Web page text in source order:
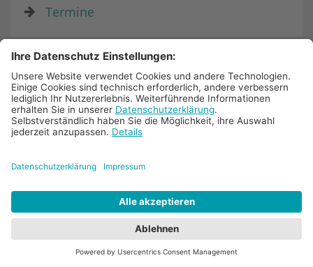
Termine